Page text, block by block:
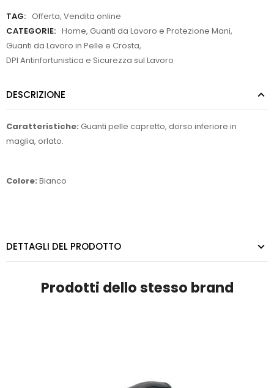
TAG: Offerta, Vendita online
CATEGORIE: Home, Guanti da Lavoro e Protezione Mani,
Guanti da Lavoro in Pelle e Crosta,
DPI Antinfortunistica e Sicurezza sul Lavoro
DESCRIZIONE
Caratteristiche: Guanti pelle capretto, dorso inferiore in
maglia, orlato.
Colore: Bianco
DETTAGLI DEL PRODOTTO
Prodotti dello stesso brand